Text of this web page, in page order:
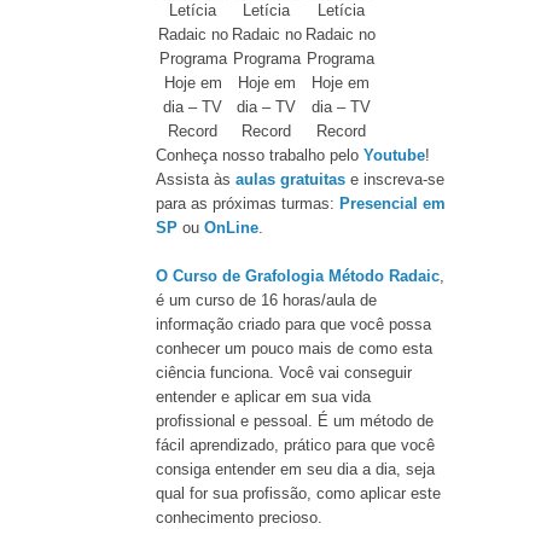
Letícia
Radaic no
Programa
Hoje em
dia – TV
Record
Letícia
Radaic no
Programa
Hoje em
dia – TV
Record
Letícia
Radaic no
Programa
Hoje em
dia – TV
Record
Conheça nosso trabalho pelo Youtube!
Assista às aulas gratuitas e inscreva-se
para as próximas turmas: Presencial em
SP ou OnLine.
O Curso de Grafologia Método Radaic,
é um curso de 16 horas/aula de
informação criado para que você possa
conhecer um pouco mais de como esta
ciência funciona. Você vai conseguir
entender e aplicar em sua vida
profissional e pessoal. É um método de
fácil aprendizado, prático para que você
consiga entender em seu dia a dia, seja
qual for sua profissão, como aplicar este
conhecimento precioso.